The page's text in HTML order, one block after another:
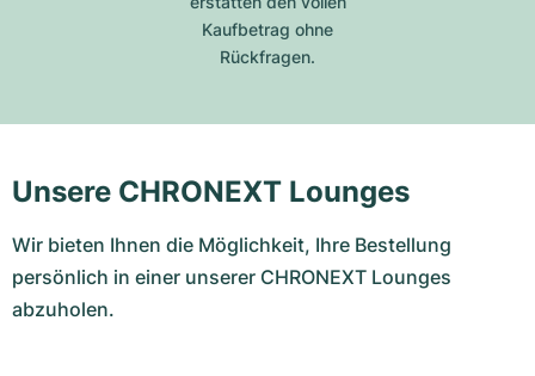
Kaufbetrag ohne
Rückfragen.
Unsere CHRONEXT Lounges
Wir bieten Ihnen die Möglichkeit, Ihre Bestellung
persönlich in einer unserer CHRONEXT Lounges
abzuholen.